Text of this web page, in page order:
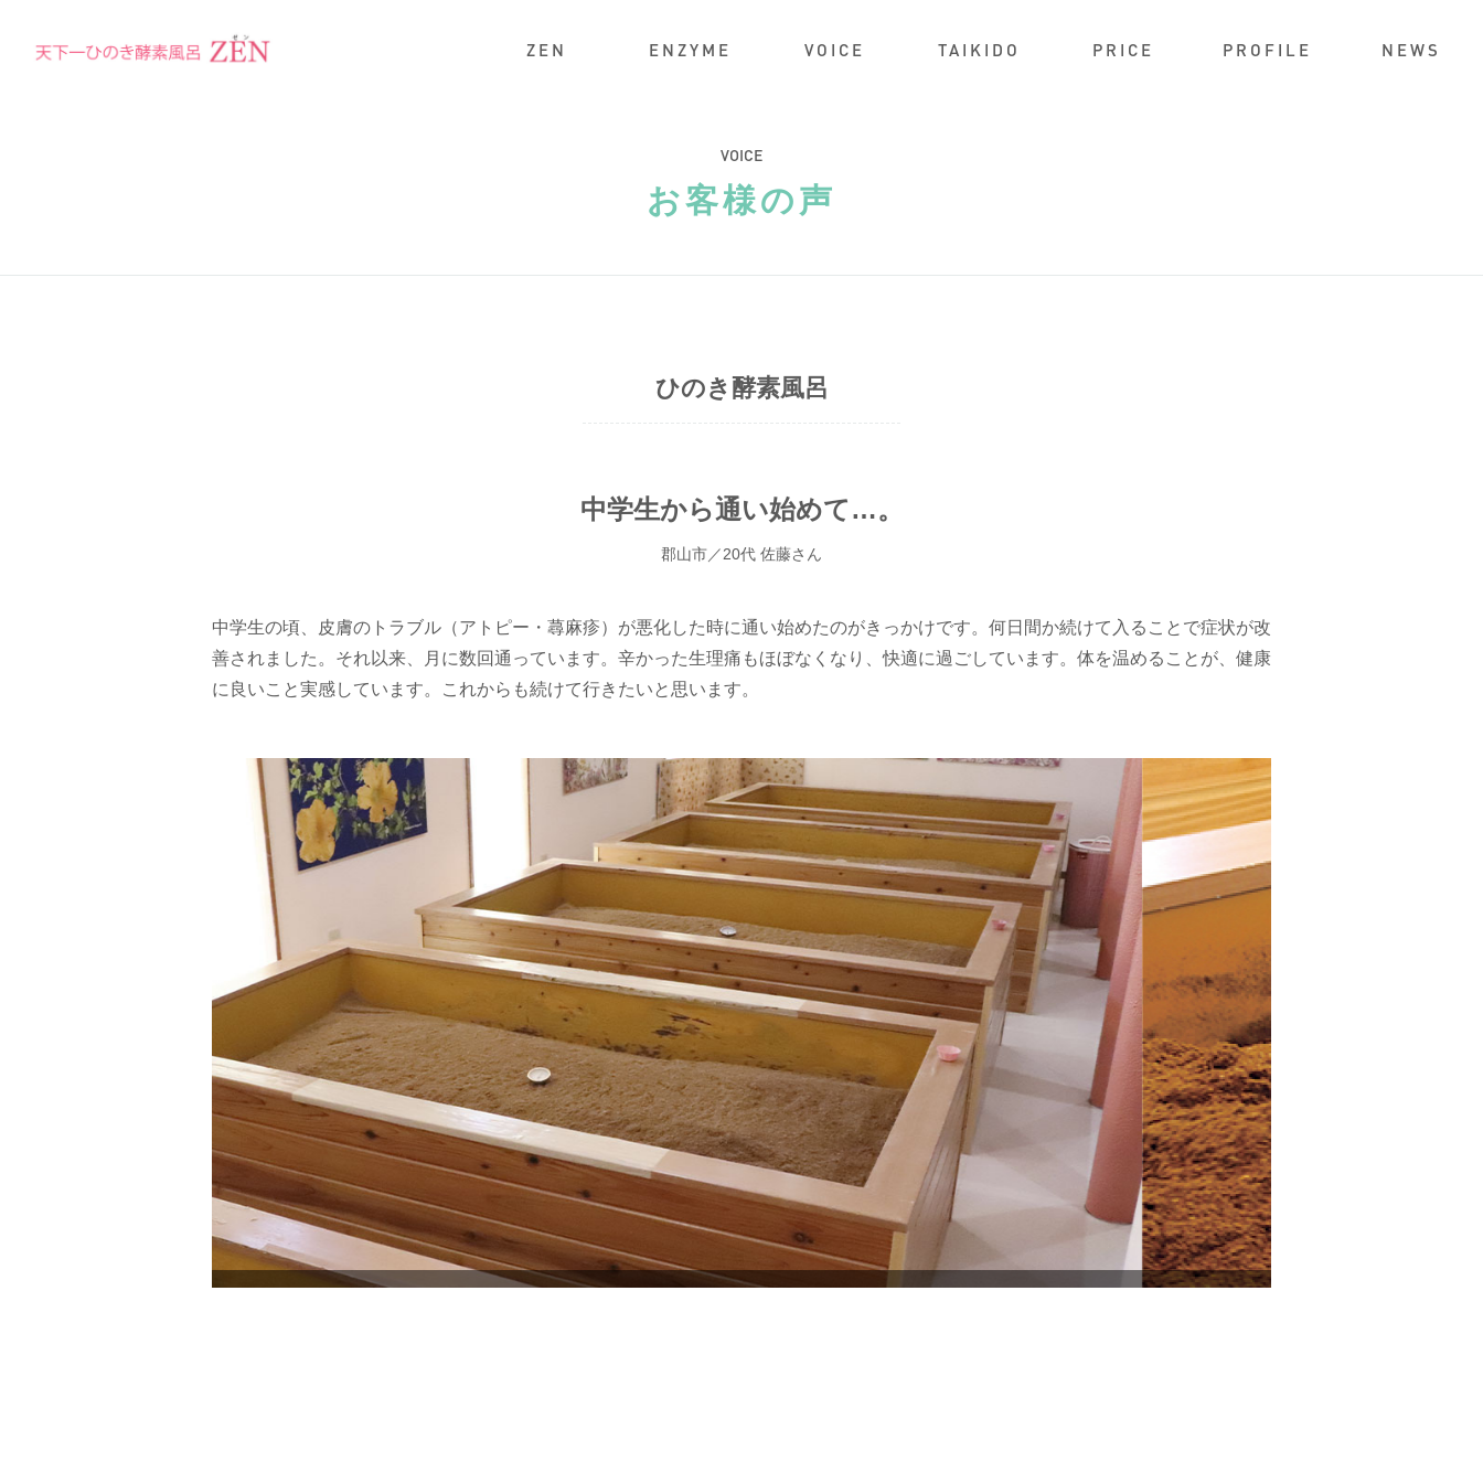
ZEN ENZYME VOICE TAIKIDO PRICE PROFILE NEWS
VOICE
お客様の声
ひのき酵素風呂
中学生から通い始めて…。
郡山市／20代 佐藤さん
中学生の頃、皮膚のトラブル（アトピー・蕁麻疹）が悪化した時に通い始めたのがきっかけです。何日間か続けて入ることで症状が改
善されました。それ以来、月に数回通っています。辛かった生理痛もほぼなくなり、快適に過ごしています。体を温めることが、健康
に良いこと実感しています。これからも続けて行きたいと思います。